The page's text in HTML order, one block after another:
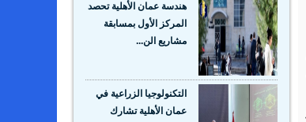
هندسة عمان الأهلية تحصد
المركز الأول بمسابقة
مشاريع الن...
التكنولوجيا الزراعية في
عمان الأهلية تشارك